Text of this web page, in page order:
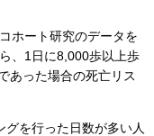
ホート研究のデータを
、1日に8,000歩以上歩
あった場合の死亡リス
を行った日数が多い人